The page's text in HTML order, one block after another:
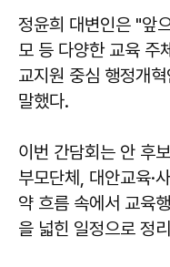
정윤희 대변인은 "앞
모 등 다양한 교육 주
교지원 중심 행정개
말했다.
이번 간담회는 안 후
부모단체, 대안교육·
약 흐름 속에서 교육
을 넓힌 일정으로 정